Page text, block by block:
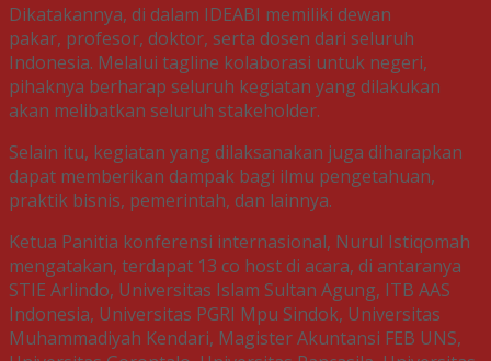
Dikatakannya, di dalam IDEABI memiliki dewan
pakar, profesor, doktor, serta dosen dari seluruh
Indonesia. Melalui tagline kolaborasi untuk negeri,
pihaknya berharap seluruh kegiatan yang dilakukan
akan melibatkan seluruh stakeholder.
Selain itu, kegiatan yang dilaksanakan juga diharapkan
dapat memberikan dampak bagi ilmu pengetahuan,
praktik bisnis, pemerintah, dan lainnya.
Ketua Panitia konferensi internasional, Nurul Istiqomah
mengatakan, terdapat 13 co host di acara, di antaranya
STIE Arlindo, Universitas Islam Sultan Agung, ITB AAS
Indonesia, Universitas PGRI Mpu Sindok, Universitas
Muhammadiyah Kendari, Magister Akuntansi FEB UNS,